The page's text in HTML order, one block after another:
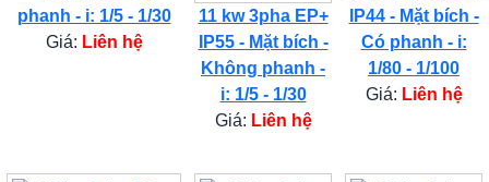
phanh - i: 1/5 - 1/30
Giá: Liên hệ
11 kw 3pha EP+
IP55 - Mặt bích -
Không phanh -
i: 1/5 - 1/30
Giá: Liên hệ
IP44 - Mặt bích -
Có phanh - i:
1/80 - 1/100
Giá: Liên hệ